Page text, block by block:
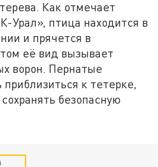
Как отмечает
Урал», птица находится в
и прячется в
её вид вызывает
ворон. Пернатые
к тетерке,
безопасную